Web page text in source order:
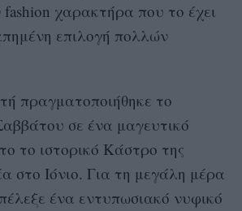
χαρακτήρα που το έχει
επιλογή πολλών
πραγματοποιήθηκε το
σε ένα μαγευτικό
το ιστορικό Κάστρο της
στο Ιόνιο. Για τη μεγάλη μέρα
ένα εντυπωσιακό νυφικό